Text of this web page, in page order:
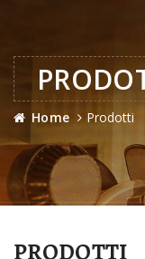
Home Prodotti
PRODOTTI